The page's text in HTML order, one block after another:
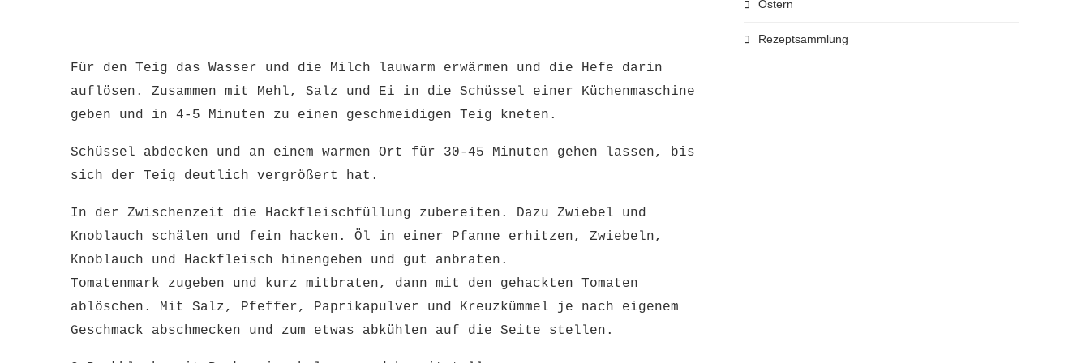
Für den Teig das Wasser und die Milch lauwarm erwärmen und die Hefe darin
auflösen. Zusammen mit Mehl, Salz und Ei in die Schüssel einer Küchenmaschine
geben und in 4-5 Minuten zu einen geschmeidigen Teig kneten.
Schüssel abdecken und an einem warmen Ort für 30-45 Minuten gehen lassen, bis
sich der Teig deutlich vergrößert hat.
In der Zwischenzeit die Hackfleischfüllung zubereiten. Dazu Zwiebel und
Knoblauch schälen und fein hacken. Öl in einer Pfanne erhitzen, Zwiebeln,
Knoblauch und Hackfleisch hinengeben und gut anbraten.
Tomatenmark zugeben und kurz mitbraten, dann mit den gehackten Tomaten
ablöschen. Mit Salz, Pfeffer, Paprikapulver und Kreuzkümmel je nach eigenem
Geschmack abschmecken und zum etwas abkühlen auf die Seite stellen.
Ostern
Rezeptsammlung